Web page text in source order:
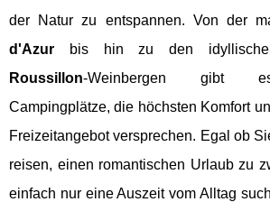
der Natur zu entspannen. Von der
d'Azur bis hin zu den
Roussillon-Weinbergen gibt
Campingplätze, die höchsten Komfort
Freizeitangebot versprechen. Egal ob
reisen, einen romantischen Urlaub zu
einfach nur eine Auszeit vom Alltag